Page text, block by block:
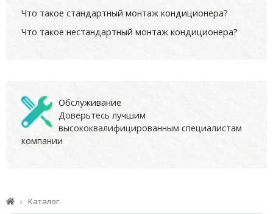
Что такое стандартный монтаж кондиционера?
Что такое нестандартный монтаж кондиционера?
Обслуживание
Доверьтесь лучшим
высококвалифицированным специалистам
компании
Каталог